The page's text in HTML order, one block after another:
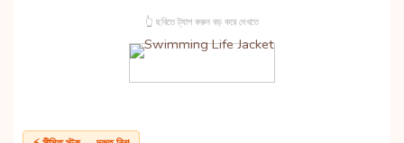
👆 ছবিতে ট্যাপ করুন বড় করে দেখতে